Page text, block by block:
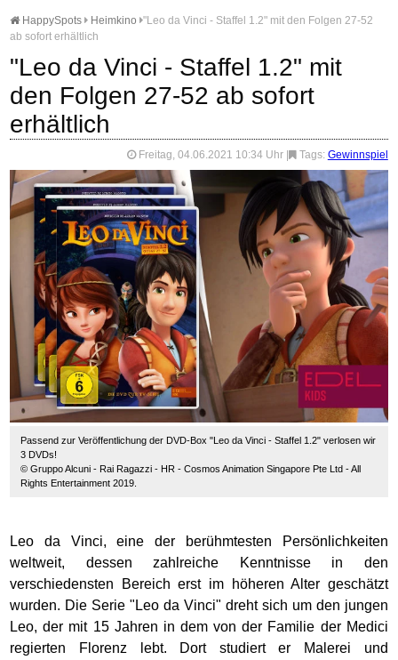
HappySpots Heimkino "Leo da Vinci - Staffel 1.2" mit den Folgen 27-52
ab sofort erhältlich
"Leo da Vinci - Staffel 1.2" mit
den Folgen 27-52 ab sofort
erhältlich
Freitag, 04.06.2021 10:34 Uhr Tags: Gewinnspiel
Passend zur Veröffentlichung der DVD-Box "Leo da Vinci - Staffel 1.2" verlosen wir
3 DVDs!
© Gruppo Alcuni - Rai Ragazzi - HR - Cosmos Animation Singapore Pte Ltd - All
Rights Entertainment 2019.
Leo da Vinci, eine der berühmtesten Persönlichkeiten
weltweit, dessen zahlreiche Kenntnisse in den
verschiedensten Bereich erst im höheren Alter geschätzt
wurden. Die Serie "Leo da Vinci" dreht sich um den jungen
Leo, der mit 15 Jahren in dem von der Familie der Medici
regierten Florenz lebt. Dort studiert er Malerei und